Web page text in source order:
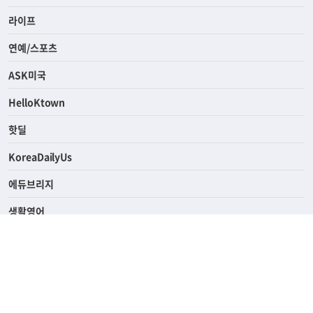
라이프
연예/스포츠
ASK미국
HelloKtown
핫딜
KoreaDailyUs
에듀브리지
생활영어